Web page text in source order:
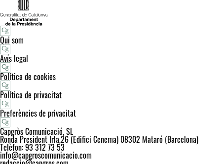
Qui som
Avís legal
Política de cookies
Política de privacitat
Preferències de privacitat
Capgròs Comunicació, SL
Ronda President Irla,26 (Edifici Cenema) 08302 Mataró (Barcelona)
Telèfon: 93 312 73 53
info@capgroscomunicacio.com